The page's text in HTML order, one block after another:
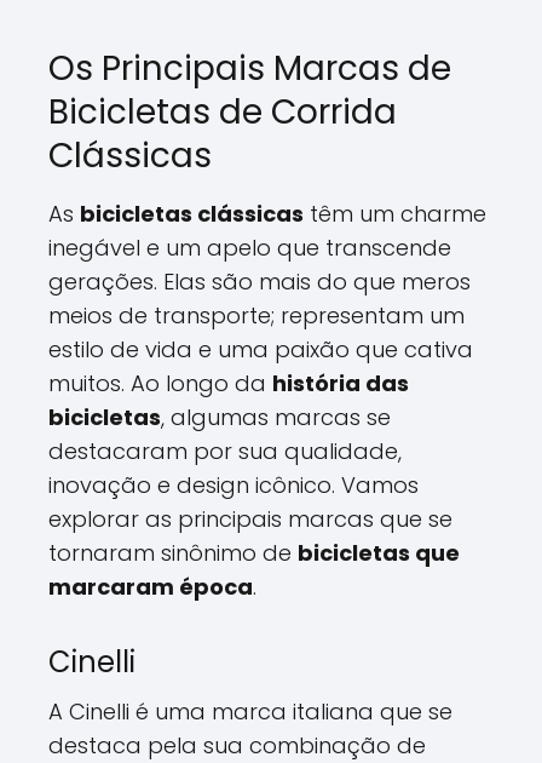
Os Principais Marcas de
Bicicletas de Corrida
Clássicas
As bicicletas clássicas têm um charme
inegável e um apelo que transcende
gerações. Elas são mais do que meros
meios de transporte; representam um
estilo de vida e uma paixão que cativa
muitos. Ao longo da história das
bicicletas, algumas marcas se
destacaram por sua qualidade,
inovação e design icônico. Vamos
explorar as principais marcas que se
tornaram sinônimo de bicicletas que
marcaram época.
Cinelli
A Cinelli é uma marca italiana que se
destaca pela sua combinação de